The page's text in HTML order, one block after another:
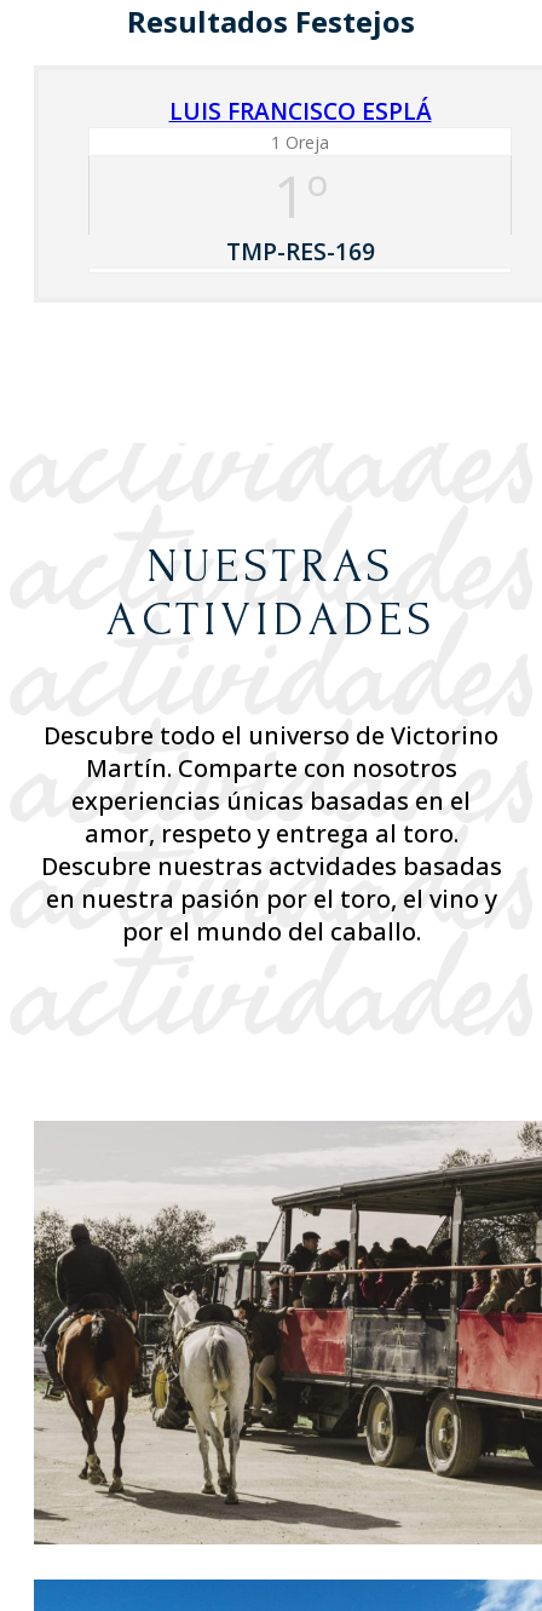
Resultados Festejos
LUIS FRANCISCO ESPLÁ
1 Oreja
1º
TMP-RES-169
NUESTRAS
ACTIVIDADES
Descubre todo el universo de Victorino
Martín. Comparte con nosotros
experiencias únicas basadas en el
amor, respeto y entrega al toro.
Descubre nuestras actvidades basadas
en nuestra pasión por el toro, el vino y
por el mundo del caballo.